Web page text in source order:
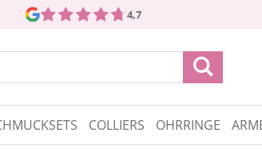
4,7
COLLIERS OHRRINGE